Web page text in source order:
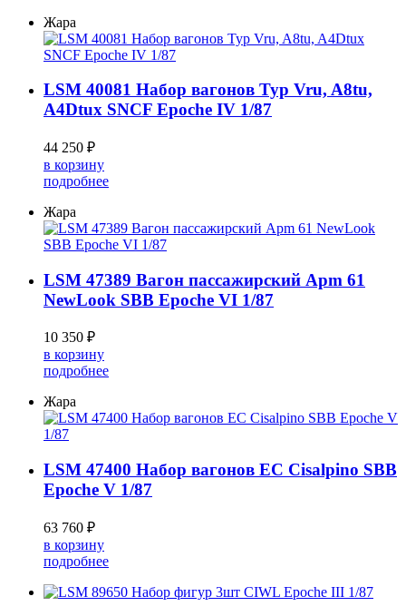
Жара
LSM 40081 Набор вагонов Typ Vru, A8tu,
A4Dtux SNCF Epoche IV 1/87
44 250 ₽
в корзину
подробнее
Жара
LSM 47389 Вагон пассажирский Apm 61
NewLook SBB Epoche VI 1/87
10 350 ₽
в корзину
подробнее
Жара
LSM 47400 Набор вагонов EC Cisalpino SBB
Epoche V 1/87
63 760 ₽
в корзину
подробнее